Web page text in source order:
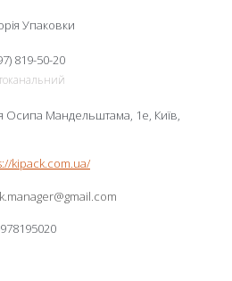
Упаковки
819-50-20
Осипа Мандельштама, 1е, Київ,
kipack.com.ua/